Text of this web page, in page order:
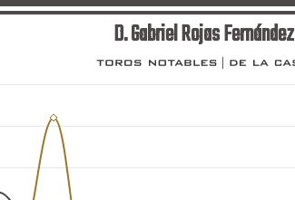
D. Gabriel Rojas Fernández